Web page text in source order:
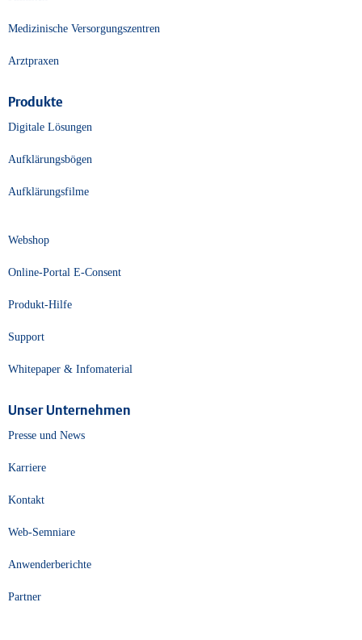
Medizinische Versorgungszentren
Arztpraxen
Produkte
Digitale Lösungen
Aufklärungsbögen
Aufklärungsfilme
Webshop
Online-Portal E-Consent
Produkt-Hilfe
Support
Whitepaper & Infomaterial
Unser Unternehmen
Presse und News
Karriere
Kontakt
Web-Semniare
Anwenderberichte
Partner